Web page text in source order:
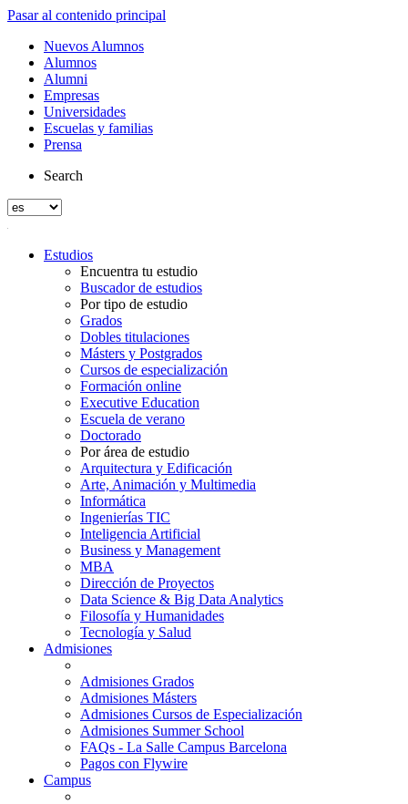
Pasar al contenido principal
Nuevos Alumnos
Alumnos
Alumni
Empresas
Universidades
Escuelas y familias
Prensa
Search
Estudios
Encuentra tu estudio
Buscador de estudios
Por tipo de estudio
Grados
Dobles titulaciones
Másters y Postgrados
Cursos de especialización
Formación online
Executive Education
Escuela de verano
Doctorado
Por área de estudio
Arquitectura y Edificación
Arte, Animación y Multimedia
Informática
Ingenierías TIC
Inteligencia Artificial
Business y Management
MBA
Dirección de Proyectos
Data Science & Big Data Analytics
Filosofía y Humanidades
Tecnología y Salud
Admisiones
Admisiones Grados
Admisiones Másters
Admisiones Cursos de Especialización
Admisiones Summer School
FAQs - La Salle Campus Barcelona
Pagos con Flywire
Campus